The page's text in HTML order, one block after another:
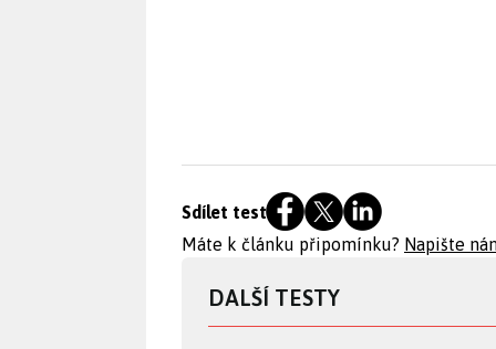
Sdílet test
Máte k článku připomínku? Napište
DALŠÍ TESTY